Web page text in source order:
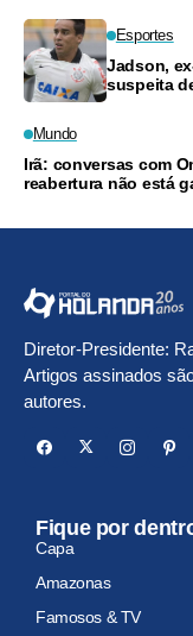
Esportes
Jadson,
suspeita
Mundo
Irã: conversas com
reabertura não está
Diretor-Presidente:
Artigos assinados
autores.
Fique por
Capa
Amazonas
Famosos & TV